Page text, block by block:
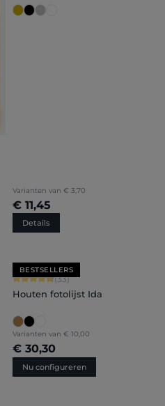
5 sterren
Varianten van € 3,70
€ 11,45
Details
5 sterren
BESTSELLERS
Gemiddelde waardering van 4.79
(33)
Houten fotolijst Ida
Varianten van € 10,00
€ 30,30
Nu configureren